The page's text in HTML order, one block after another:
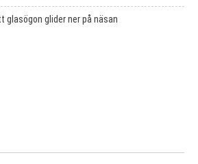
glasögon glider ner på näsan